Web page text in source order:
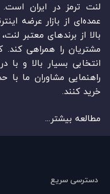
عمده‏‌ای از بازار عرضه
بالا از برندهای معتبر
مشتریان را همراهی کند.
انتخابی بسیار بالا و
راهنمایی مشاوران ما با
خرید کنند.
مطالعه بیشتر...
دسترسی سریع